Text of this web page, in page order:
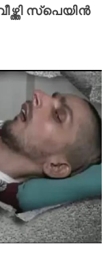
സ്‌പെയിൻ